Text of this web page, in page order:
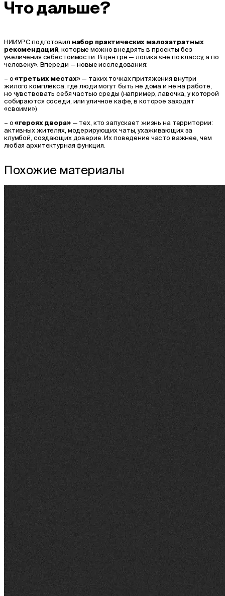
Что дальше?
НИИУРС подготовил набор практических малозатратных
рекомендаций , которые можно внедрять в проекты без
увеличения себестоимости. В центре — логика «не по классу, а по
человеку». Впереди — новые исследования:
– о«третьих местах» — таких точках притяжения внутри
жилого комплекса, где люди могут быть не дома и не на работе,
но чувствовать себя частью среды (например, лавочка, у которой
собираются соседи, или уличное кафе, в которое заходят
«своими»)
– о«героях двора»— тех, кто запускает жизнь на территории:
активных жителях, модерирующих чаты, ухаживающих за
клумбой, создающих доверие. Их поведение часто важнее, чем
любая архитектурная функция.
Похожие материалы